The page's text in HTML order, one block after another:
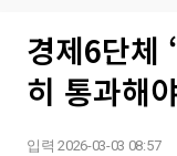
경제6단체
히 통과해
입력 2026-03-03 08:57